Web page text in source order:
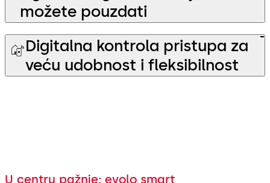
možete pouzdati
Digitalna kontrola pristupa za
veću udobnost i fleksibilnost
U centru pažnje: evolo smart